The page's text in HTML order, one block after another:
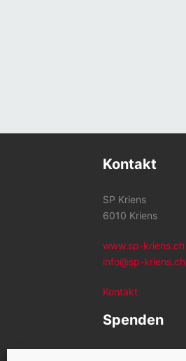
Kontakt
SP Kriens
6010 Kriens
www.sp-kriens.ch
info@sp-kriens.ch
Kontakt
Spenden